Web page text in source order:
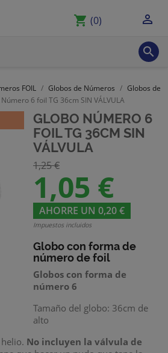
shopping_cart (0) 

FOIL Globos de Números
Globos de
6 foil TG 36cm SIN VÁLVULA
GLOBO NÚMERO 6
FOIL TG 36CM SIN
VÁLVULA
1,25 €
1,05 €
AHORRE UN 0,20 €
Impuestos incluidos
Globo con forma de
número de foil
Globos con forma de
número 6
Tamaño del globo: 36cm de
alto
No incluyen la válvula de